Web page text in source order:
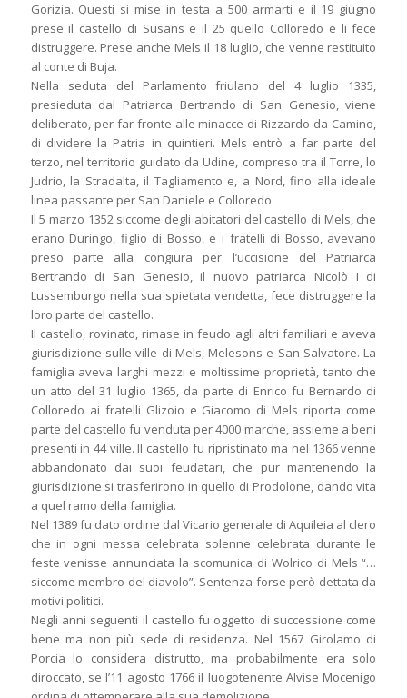
Gorizia. Questi si mise in testa a 500 armarti e il 19 giugno
prese il castello di Susans e il 25 quello Colloredo e li fece
distruggere. Prese anche Mels il 18 luglio, che venne restituito
al conte di Buja.
Nella seduta del Parlamento friulano del 4 luglio 1335,
presieduta dal Patriarca Bertrando di San Genesio, viene
deliberato, per far fronte alle minacce di Rizzardo da Camino,
di dividere la Patria in quintieri. Mels entrò a far parte del
terzo, nel territorio guidato da Udine, compreso tra il Torre, lo
Judrio, la Stradalta, il Tagliamento e, a Nord, fino alla ideale
linea passante per San Daniele e Colloredo.
Il 5 marzo 1352 siccome degli abitatori del castello di Mels, che
erano Duringo, figlio di Bosso, e i fratelli di Bosso, avevano
preso parte alla congiura per l’uccisione del Patriarca
Bertrando di San Genesio, il nuovo patriarca Nicolò I di
Lussemburgo nella sua spietata vendetta, fece distruggere la
loro parte del castello.
Il castello, rovinato, rimase in feudo agli altri familiari e aveva
giurisdizione sulle ville di Mels, Melesons e San Salvatore. La
famiglia aveva larghi mezzi e moltissime proprietà, tanto che
un atto del 31 luglio 1365, da parte di Enrico fu Bernardo di
Colloredo ai fratelli Glizoio e Giacomo di Mels riporta come
parte del castello fu venduta per 4000 marche, assieme a beni
presenti in 44 ville. Il castello fu ripristinato ma nel 1366 venne
abbandonato dai suoi feudatari, che pur mantenendo la
giurisdizione si trasferirono in quello di Prodolone, dando vita
a quel ramo della famiglia.
Nel 1389 fu dato ordine dal Vicario generale di Aquileia al clero
che in ogni messa celebrata solenne celebrata durante le
feste venisse annunciata la scomunica di Wolrico di Mels “…
siccome membro del diavolo”. Sentenza forse però dettata da
motivi politici.
Negli anni seguenti il castello fu oggetto di successione come
bene ma non più sede di residenza. Nel 1567 Girolamo di
Porcia lo considera distrutto, ma probabilmente era solo
diroccato, se l’11 agosto 1766 il luogotenente Alvise Mocenigo